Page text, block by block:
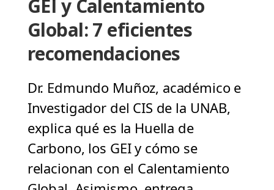
GEI y Calentamiento
Global: 7 eficientes
recomendaciones
Dr. Edmundo Muñoz, académico e
Investigador del CIS de la UNAB,
explica qué es la Huella de
Carbono, los GEI y cómo se
relacionan con el Calentamiento